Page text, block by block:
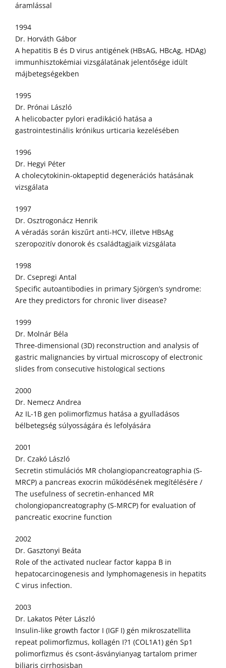
áramlással
1994
Dr. Horváth Gábor
A hepatitis B és D virus antigének (HBsAG, HBcAg, HDAg)
immunhisztokémiai vizsgálatának jelentősége idült
májbetegségekben
1995
Dr. Prónai László
A helicobacter pylori eradikáció hatása a
gastrointestinális krónikus urticaria kezelésében
1996
Dr. Hegyi Péter
A cholecytokinin-oktapeptid degenerációs hatásának
vizsgálata
1997
Dr. Osztrogonácz Henrik
A véradás során kiszűrt anti-HCV, illetve HBsAg
szeropozitív donorok és családtagjaik vizsgálata
1998
Dr. Csepregi Antal
Specific autoantibodies in primary Sjörgen’s syndrome:
Are they predictors for chronic liver disease?
1999
Dr. Molnár Béla
Three-dimensional (3D) reconstruction and analysis of
gastric malignancies by virtual microscopy of electronic
slides from consecutive histological sections
2000
Dr. Nemecz Andrea
Az IL-1B gen polimorfizmus hatása a gyulladásos
bélbetegség súlyosságára és lefolyására
2001
Dr. Czakó László
Secretin stimulációs MR cholangiopancreatographia (S-
MRCP) a pancreas exocrin működésének megítélésére /
The usefulness of secretin-enhanced MR
cholongiopancreatography (S-MRCP) for evaluation of
pancreatic exocrine function
2002
Dr. Gasztonyi Beáta
Role of the activated nuclear factor kappa B in
hepatocarcinogenesis and lymphomagenesis in hepatits
C virus infection.
2003
Dr. Lakatos Péter László
Insulin-like growth factor I (IGF I) gén mikroszatellita
repeat polimorfizmus, kollagén I?1 (COL1A1) gén Sp1
polimorfizmus és csont-ásványianyag tartalom primer
biliaris cirrhosisban